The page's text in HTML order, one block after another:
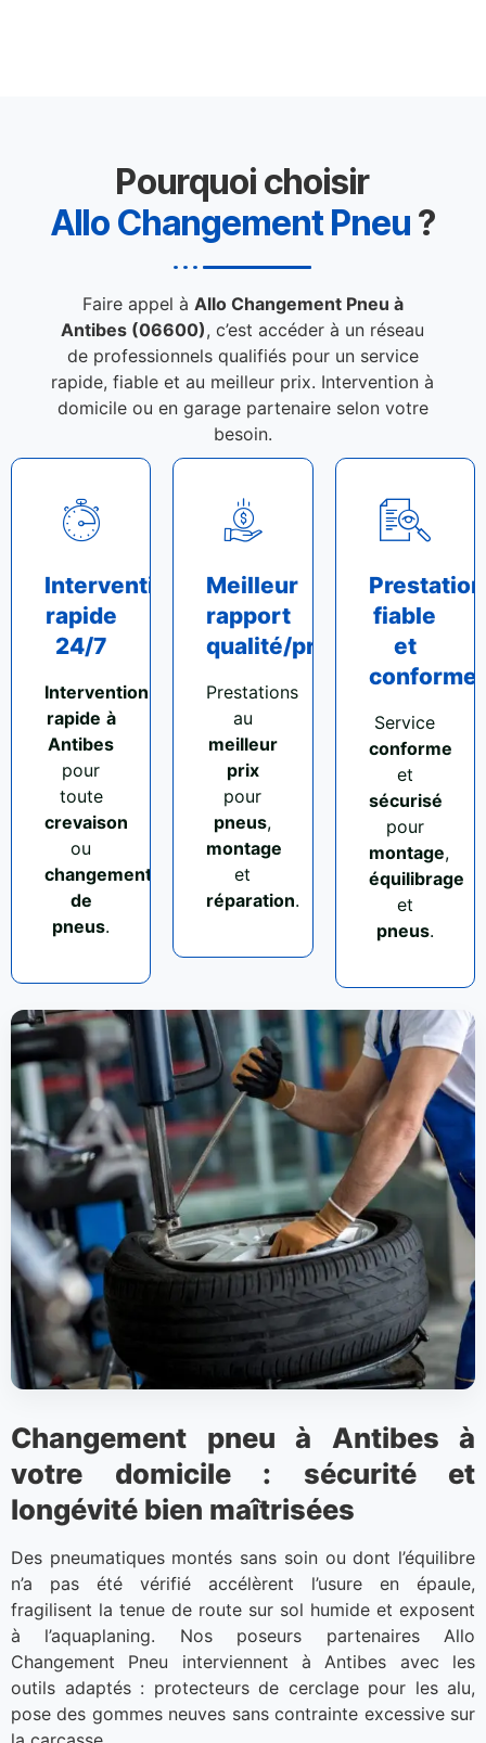
Pourquoi choisir
Allo Changement Pneu ?
Faire appel à Allo Changement Pneu à
Antibes (06600), c’est accéder à un réseau
de professionnels qualifiés pour un service
rapide, fiable et au meilleur prix. Intervention à
domicile ou en garage partenaire selon votre
besoin.
Intervention
rapide
24/7
Intervention
rapide à
Antibes
pour
toute
crevaison
ou
changement
de
pneus.
Meilleur
rapport
qualité/prix
Prestations
au
meilleur
prix
pour
pneus,
montage
et
réparation.
Prestation
fiable
et
conforme
Service
conforme
et
sécurisé
pour
montage,
équilibrage
et
pneus.
Changement pneu à Antibes à
votre domicile : sécurité et
longévité bien maîtrisées
Des pneumatiques montés sans soin ou dont l’équilibre
n’a pas été vérifié accélèrent l’usure en épaule,
fragilisent la tenue de route sur sol humide et exposent
à l’aquaplaning. Nos poseurs partenaires Allo
Changement Pneu interviennent à Antibes avec les
outils adaptés : protecteurs de cerclage pour les alu,
pose des gommes neuves sans contrainte excessive sur